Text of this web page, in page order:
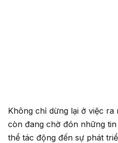
Không chỉ dừng lại ở việc ra
còn đang chờ đón những
thể tác động đến sự phát